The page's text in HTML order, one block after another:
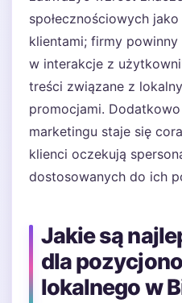
społecznościowych
klientami; firmy
w interakcje z
treści związane z
promocjami.
marketingu staje się
klienci oczekują
dostosowanych do ich
Jakie są
dla
lokalnego w